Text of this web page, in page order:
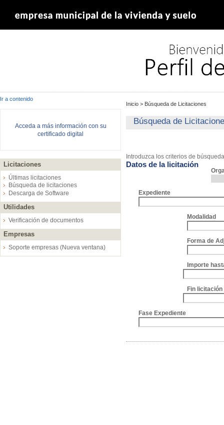
Ir a contenido
Acceda a más información con su
certificado digital
Licitaciones
Últimas licitaciones
Búsqueda de licitaciones
Descarga de Software
Utilidades
Verificación de documentos
Empresas
Soporte empresas (Nueva ventana)
Inicio > Búsqueda de Licitaciones
Búsqueda de
Introduzca los criterios de
Datos de la licitación
Expediente
Modalidad
Forma de
Importe
Fin
Fase Expediente